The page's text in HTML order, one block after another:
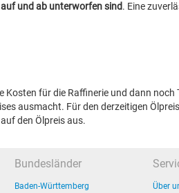
und ab unterworfen sind. Eine
Kosten für die Raffinerie und dann
ausmacht. Für den derzeitigen
den Ölpreis aus.
Bundesländer
Baden-Württemberg
Über